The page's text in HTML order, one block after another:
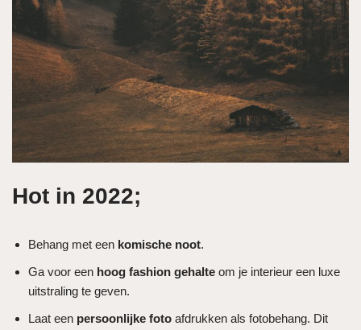
Hot in 2022;
Behang met een komische noot.
Ga voor een hoog fashion gehalte om je interieur een luxe
uitstraling te geven.
Laat een persoonlijke foto afdrukken als fotobehang. Dit